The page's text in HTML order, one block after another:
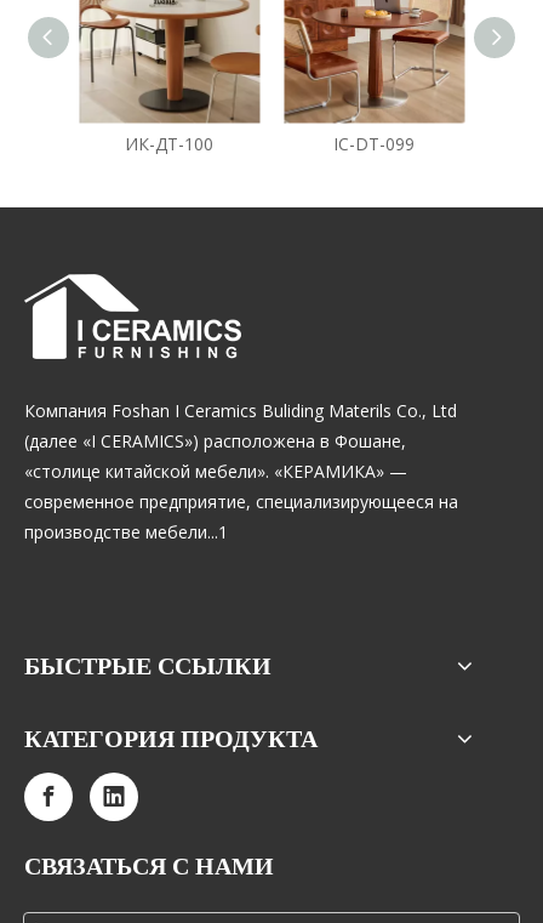
ИК-ДТ-100 IC-DT-099
Компания Foshan I Ceramics Buliding Materils Co., Ltd
(далее «I CERAMICS») расположена в Фошане,
«столице китайской мебели». «КЕРАМИКА» —
современное предприятие, специализирующееся на
производстве мебели...1
БЫСТРЫЕ ССЫЛКИ
КАТЕГОРИЯ ПРОДУКТА
СВЯЗАТЬСЯ С НАМИ